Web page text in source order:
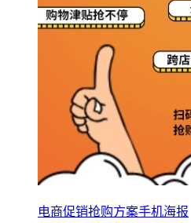
电商促销抢购方案手机海报